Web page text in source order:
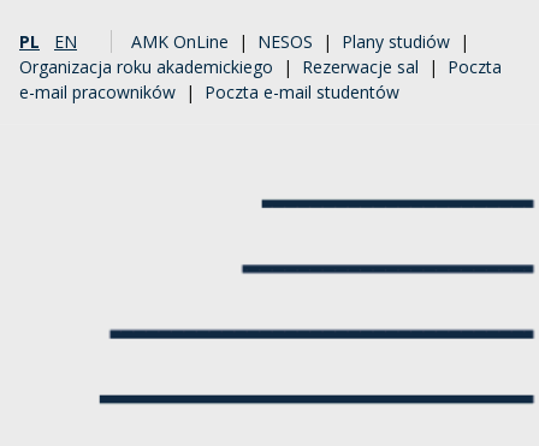
PL EN AMK OnLine | NESOS | Plany studiów |
Organizacja roku akademickiego | Rezerwacje sal | Poczta
e-mail pracowników | Poczta e-mail studentów